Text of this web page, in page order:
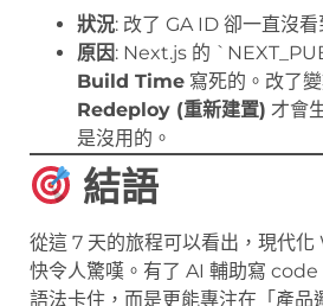
狀況: 改了 GA ID 卻一直沒看
原因: Next.js 的
Build Time 寫死的。改了
Redeploy (重新建置) 才會
是沒用的。
結語
從這 7 天的旅程可以看出，現代
快令人驚嘆。有了 AI 輔助寫 code
語法卡住，而是更能專注在「產品